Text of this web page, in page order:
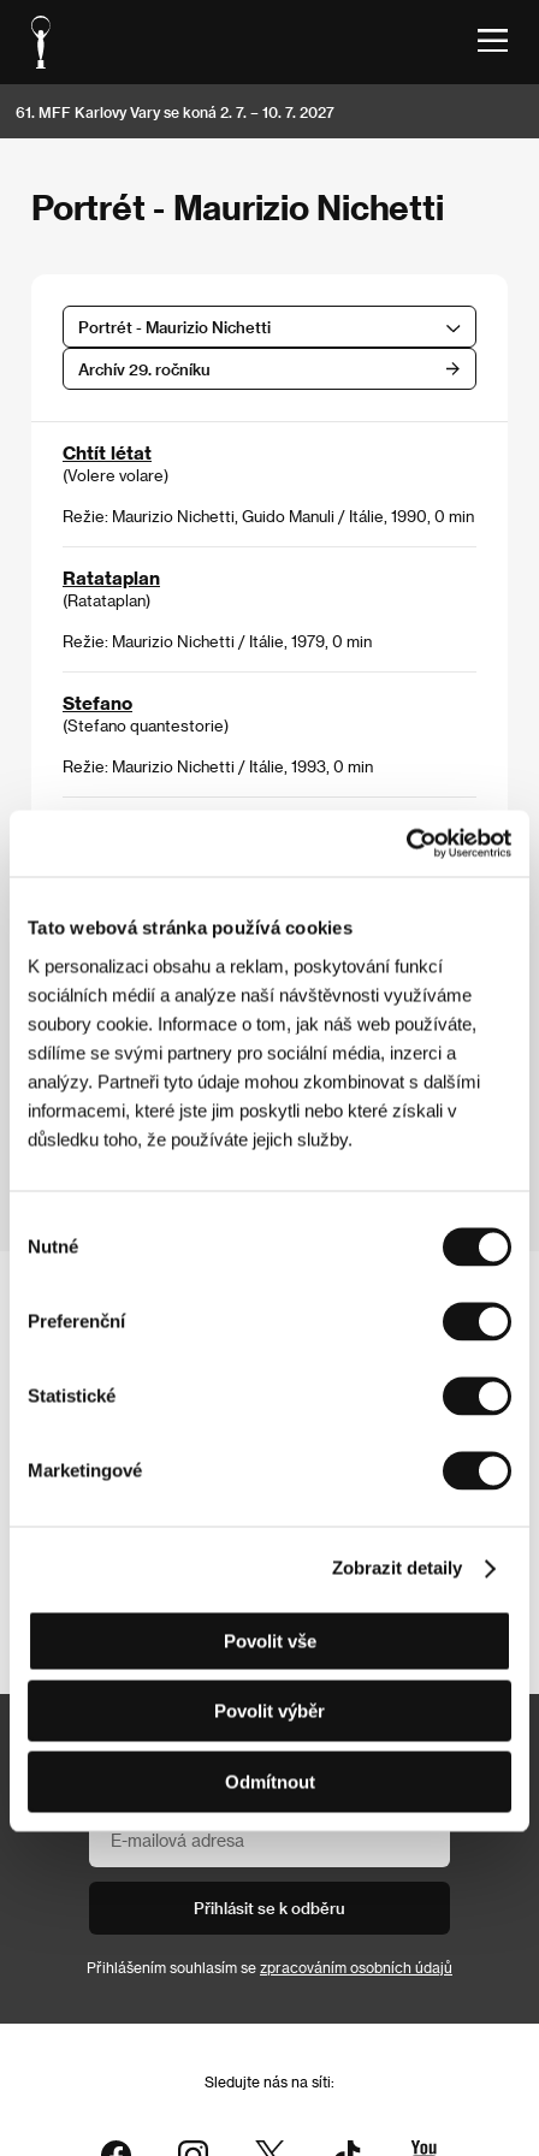
Tato webová stránka používá cookies
K personalizaci obsahu a reklam, poskytování funkcí
sociálních médií a analýze naší návštěvnosti využíváme
soubory cookie. Informace o tom, jak náš web používáte,
sdílíme se svými partnery pro sociální média, inzerci a
analýzy. Partneři tyto údaje mohou zkombinovat s dalšími
informacemi, které jste jim poskytli nebo které získali v
důsledku toho, že používáte jejich služby.
souhlasu
Nutné
Preferenční
Statistické
Marketingové
Zobrazit detaily
Povolit vše
Povolit výběr
Odmítnout
61. MFF Karlovy Vary se koná 2. 7. – 10. 7. 2027
Portrét - Maurizio Nichetti
Portrét - Maurizio Nichetti
Archív 29. ročníku
Chtít létat
(Volere volare)
Režie: Maurizio Nichetti, Guido Manuli / Itálie, 1990, 0 min
Ratataplan
(Ratataplan)
Režie: Maurizio Nichetti / Itálie, 1979, 0 min
Stefano
(Stefano quantestorie)
Režie: Maurizio Nichetti / Itálie, 1993, 0 min
(Domani si balla)
Režie: Maurizio Nichetti / Itálie, 1980, 0 min
Zloději mýdla
(Ladri di saponette)
Režie: Maurizio Nichetti, Mauro Monti / Itálie, 1989, 0 min
Newsletter
Přihlásit se k odběru
Přihlášením souhlasím se zpracováním osobních údajů
Sledujte nás na síti: